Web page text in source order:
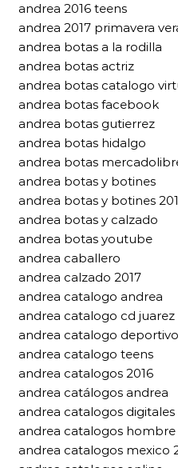
andrea 2016 teens
andrea 2017 primavera
andrea botas a la rodilla
andrea botas actriz
andrea botas catalogo
andrea botas facebook
andrea botas gutierrez
andrea botas hidalgo
andrea botas
andrea botas y botines
andrea botas y botines
andrea botas y calzado
andrea botas youtube
andrea caballero
andrea calzado 2017
andrea catalogo andrea
andrea catalogo cd juarez
andrea catalogo
andrea catalogo teens
andrea catalogos 2016
andrea catálogos andrea
andrea catalogos
andrea catalogos hombre
andrea catalogos mexico